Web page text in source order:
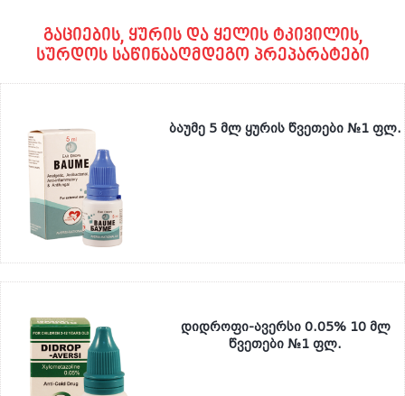
გაციების, ყურის და ყელის ტკივილის,
სურდოს საწინააღმდეგო პრეპარატები
ბაუმე 5 მლ ყურის წვეთები №1 ფლ.
დიდროფი-ავერსი 0.05% 10 მლ
წვეთები №1 ფლ.